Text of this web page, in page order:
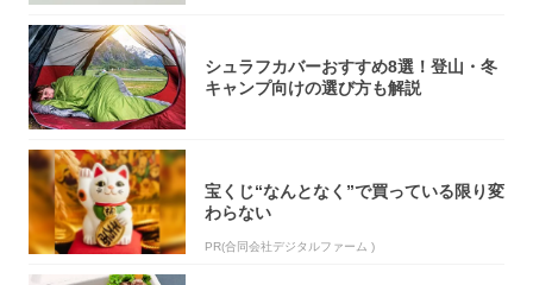
シュラフカバーおすすめ8選！登山・冬
キャンプ向けの選び方も解説
宝くじ“なんとなく”で買っている限り変
わらない
PR(合同会社デジタルファーム )